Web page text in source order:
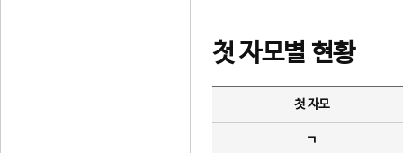
첫 자모별 현황
첫 자모
ㄱ